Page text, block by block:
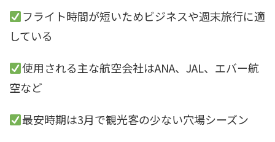
フライト時間が短いためビジネスや週末旅行に適
している
使用される主な航空会社はANA、JAL、エバー航
空など
最安時期は3月で観光客の少ない穴場シーズン